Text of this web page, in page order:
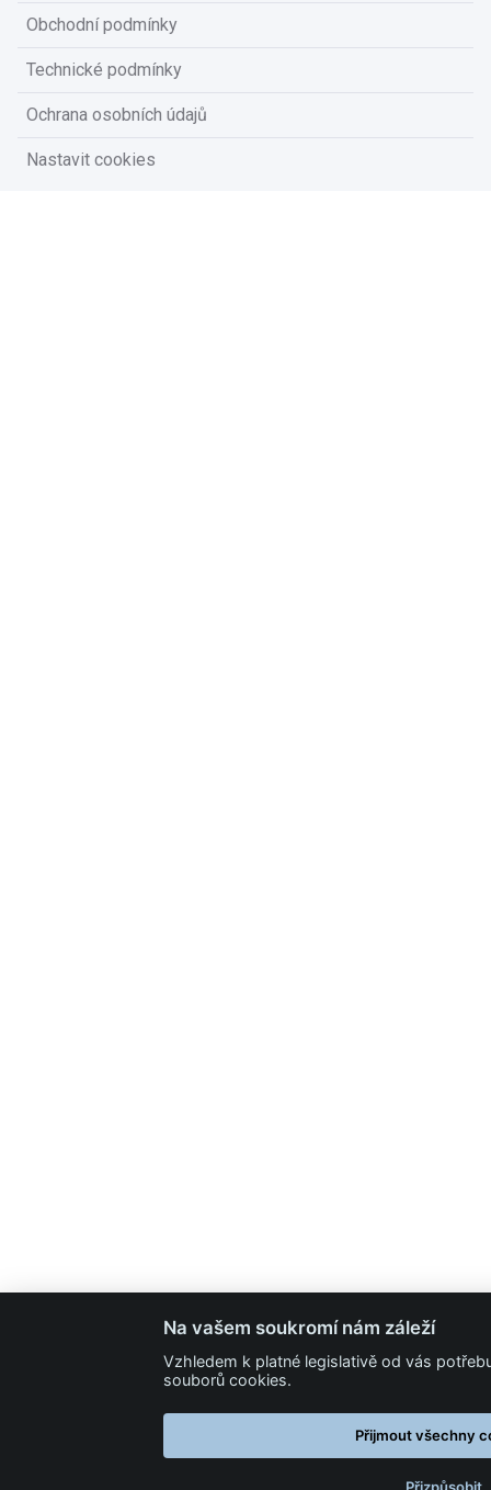
Obchodní podmínky
Technické podmínky
Ochrana osobních údajů
Nastavit cookies
Na vašem soukromí nám záleží
Vzhledem k platné legislativě od vás
souborů cookies.
Přijmout všechny
Přizpůsobit